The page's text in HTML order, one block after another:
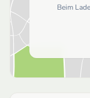
Beim